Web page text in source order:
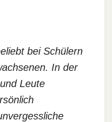
bei Schülern
In der
Leute